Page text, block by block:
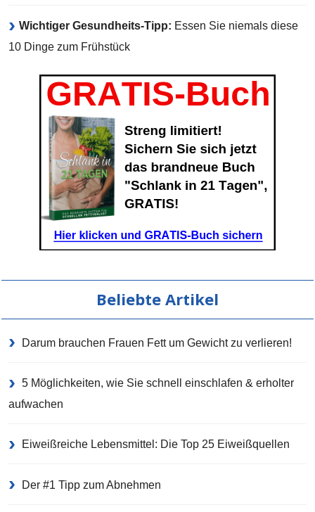
Wichtiger Gesundheits-Tipp: Essen Sie niemals diese
10 Dinge zum Frühstück
Beliebte Artikel
Darum brauchen Frauen Fett um Gewicht zu verlieren!
5 Möglichkeiten, wie Sie schnell einschlafen & erholter
aufwachen
Eiweißreiche Lebensmittel: Die Top 25 Eiweißquellen
Der #1 Tipp zum Abnehmen